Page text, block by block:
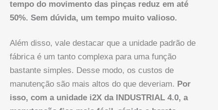
tempo do movimento das pinças reduz em até
50%. Sem dúvida, um tempo muito valioso.
Além disso, vale destacar que a unidade padrão de
fábrica é um tanto complexa para uma função
bastante simples. Desse modo, os custos de
manutenção são mais altos do que deveriam. Por
isso, com a unidade i2X da INDUSTRIAL 4.0, a